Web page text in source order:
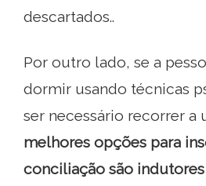
descartados..
Por outro lado, se a
dormir usando técnicas
ser necessário recorrer a
melhores opções para
conciliação são